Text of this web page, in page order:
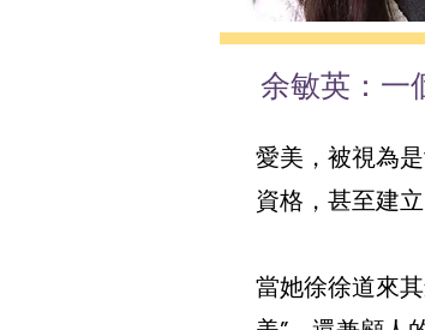
余敏英：一
愛美，被視為
資格，甚至建
當她徐徐道來